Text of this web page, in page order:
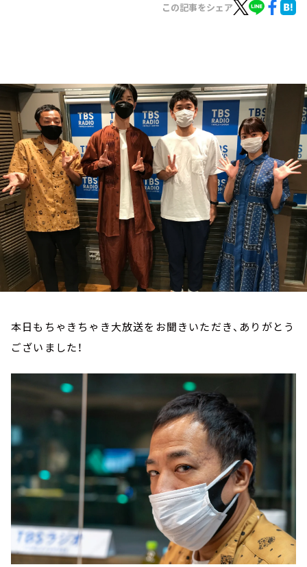
イベント・グッズ
YouTube
会社情報
この記事をシェア
本日もちゃきちゃき大放送をお聞きいただき、ありがとう
ございました！